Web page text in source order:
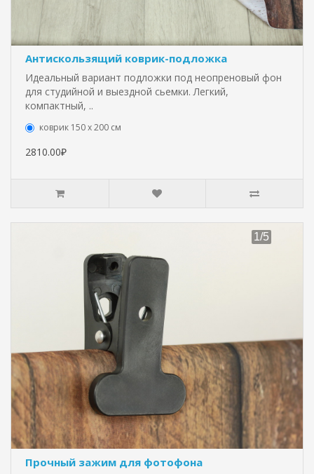
Антискользящий коврик-подложка
Идеальный вариант подложки под неопреновый фон
для студийной и выездной сьемки. Легкий,
компактный, ..
коврик 150 х 200 см
2810.00₽
Прочный зажим для фотофона